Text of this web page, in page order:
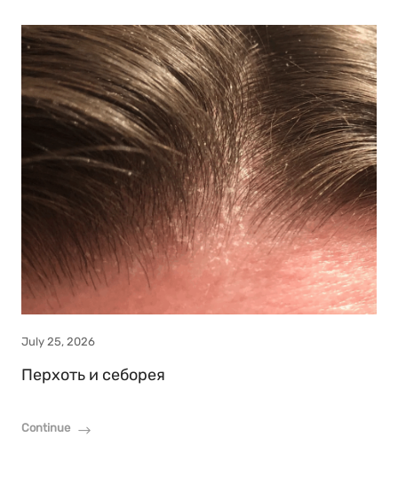
July 25, 2026
Перхоть и себорея
Continue